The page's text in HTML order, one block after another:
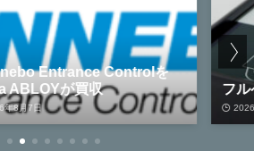
Entrance Controlを
が買収
7日
フルペ
2026年8